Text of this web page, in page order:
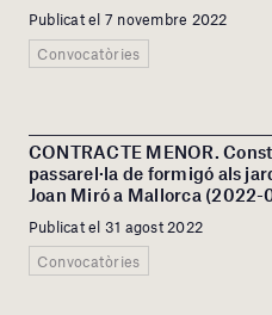
Publicat el 7 novembre 2022
Convocatòries
CONTRACTE MENOR.
passarel·la de formigó als
Joan Miró a Mallorca (2022-
Publicat el 31 agost 2022
Convocatòries